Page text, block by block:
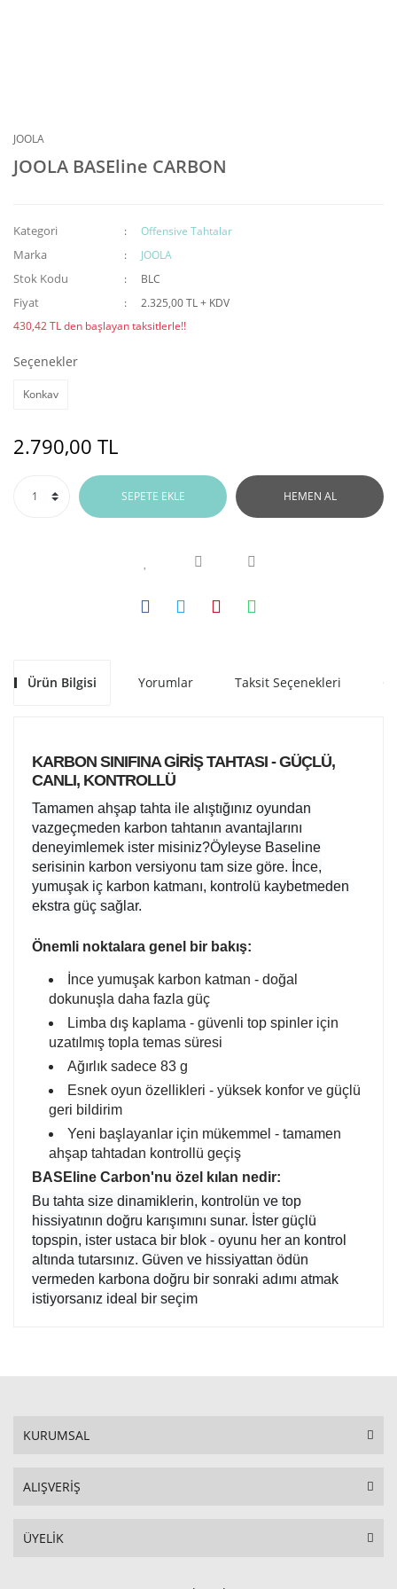
JOOLA
JOOLA BASEline CARBON
Kategori Offensive Tahtalar
Marka JOOLA
Stok Kodu BLC
Fiyat
2.325,00 TL + KDV
430,42 TL den başlayan taksitlerle!!
Seçenekler
Konkav
2.790,00 TL
SEPETE EKLE HEMEN AL
Ürün Bilgisi Yorumlar Taksit Seçenekleri
KARBON SINIFINA GİRİŞ TAHTASI - GÜÇLÜ,
CANLI, KONTROLLÜ
Tamamen ahşap tahta ile alıştığınız oyundan
vazgeçmeden karbon tahtanın avantajlarını
deneyimlemek ister misiniz?Öyleyse Baseline
serisinin karbon versiyonu tam size göre. İnce,
yumuşak iç karbon katmanı, kontrolü kaybetmeden
ekstra güç sağlar.
Önemli noktalara genel bir bakış:
İnce yumuşak karbon katman - doğal
dokunuşla daha fazla güç
Limba dış kaplama - güvenli top spinler için
uzatılmış topla temas süresi
Ağırlık sadece 83 g
Esnek oyun özellikleri - yüksek konfor ve güçlü
geri bildirim
Yeni başlayanlar için mükemmel - tamamen
ahşap tahtadan kontrollü geçiş
BASEline Carbon'nu özel kılan nedir:
Bu tahta size dinamiklerin, kontrolün ve top
hissiyatının doğru karışımını sunar. İster güçlü
topspin, ister ustaca bir blok - oyunu her an kontrol
altında tutarsınız. Güven ve hissiyattan ödün
vermeden karbona doğru bir sonraki adımı atmak
istiyorsanız ideal bir seçim
KURUMSAL
ALIŞVERİŞ
ÜYELİK